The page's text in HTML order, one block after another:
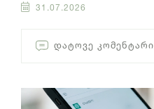
31.07.2026
ᲓᲐᲢᲝᲕᲔ ᲙᲝᲛᲔᲜᲢᲐᲠᲘ